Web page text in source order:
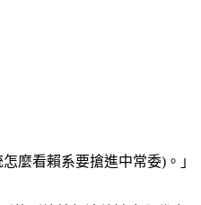
麼看賴系要搶進中常委)。」